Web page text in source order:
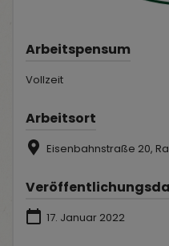
Arbeitspensum
Vollzeit
Arbeitsort
Eisenbahnstraße 20,
17. Januar 2022